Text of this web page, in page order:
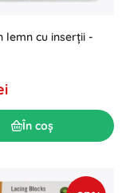
lemn cu inserții -
În coș